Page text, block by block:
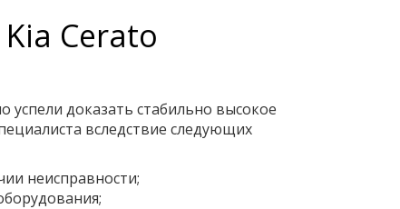
Cerato
доказать стабильно высокое
вследствие следующих
неисправности;